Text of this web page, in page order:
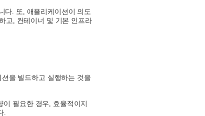
다 또 애플리케이션이 의도
고
컨테이너 및 기본 인프라
을 빌드하고 실행하는 것을
이 필요한 경우
효율적이지
.